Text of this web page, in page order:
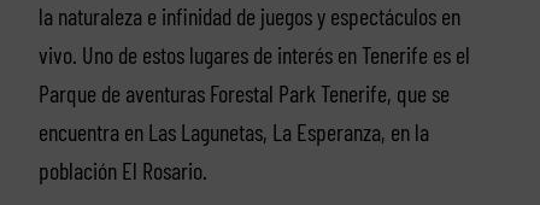
la naturaleza e infinidad de juegos y espectáculos en
vivo. Uno de estos lugares de interés en Tenerife es el
Parque de aventuras Forestal Park Tenerife, que se
encuentra en Las Lagunetas, La Esperanza, en la
población El Rosario.